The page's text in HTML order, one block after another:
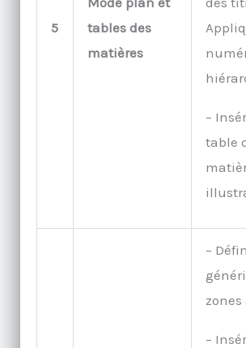
5
tables des
matières
–
table
–
–